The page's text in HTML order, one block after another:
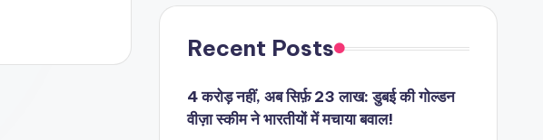
Recent Posts
4 करोड़ नहीं, अब सिर्फ़ 23 लाख: डुबई की गोल्डन
वीज़ा स्कीम ने भारतीयों में मचाया बवाल!